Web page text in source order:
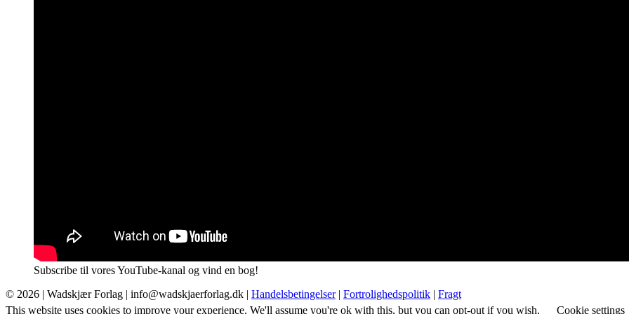
Subscribe til vores YouTube-kanal og vind en bog!
© 2026 | Wadskjær Forlag | info@wadskjaerforlag.dk | Handelsbetingelser| Fortrolighedspolitik | Fragt
This website uses cookies to improve your experience. We'll assume you're ok with this, but you can opt-out if you wish.
Cookie settings